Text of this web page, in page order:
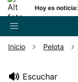
Hoy es noticia:
Inicio Pelota
Escuchar